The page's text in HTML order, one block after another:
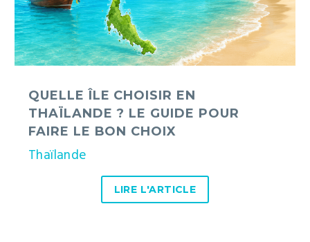
pour
faire
le
bon
choix
QUELLE ÎLE CHOISIR EN
THAÏLANDE ? LE GUIDE POUR
FAIRE LE BON CHOIX
Thaïlande
LIRE L'ARTICLE